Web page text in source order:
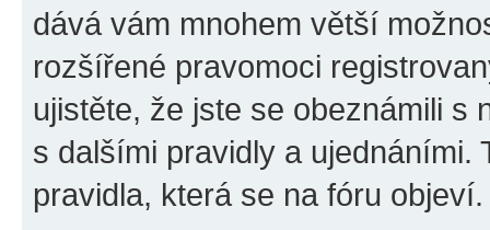
dává vám mnohem větší
rozšířené pravomoci
ujistěte, že jste se obeznámili s
s dalšími pravidly a ujednáními.
pravidla, která se na fóru objeví.